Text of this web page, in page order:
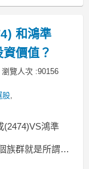
是運用成交量領
價無論是要上
場的成交量來做
整，在起漲
和鴻準
價值？
瀏覽人次 :90156
股,
(2474)VS鴻準
族群就是所謂的